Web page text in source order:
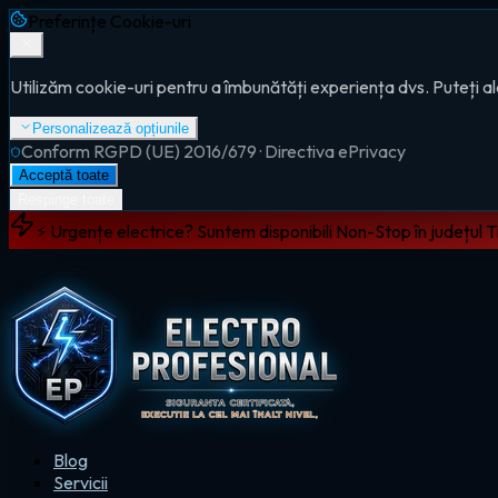
Preferințe Cookie-uri
Utilizăm cookie-uri pentru a îmbunătăți experiența dvs. Puteți
Personalizează opțiunile
Conform RGPD (UE) 2016/679 · Directiva ePrivacy
Acceptă toate
⚡ Urgențe electrice? Suntem disponibili Non-Stop în județul
Blog
Servicii